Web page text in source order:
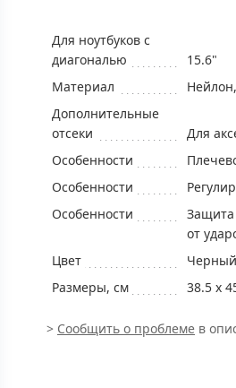
Для ноутбуков с
диагональю
15.6"
Материал
Дополнительные
отсеки
Для
Особенности
Особенности
Особенности
Защита
от
Цвет
Черный
Размеры, см
38.5 x
> Сообщить о проблеме в